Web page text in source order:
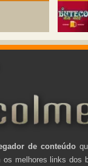
de conteúdo
os melhores links dos